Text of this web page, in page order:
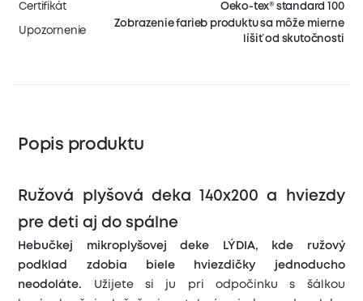
Certifikát
Oeko-tex® standard 100
Upozornenie
Zobrazenie farieb produktu sa môže mierne
líšiť od skutočnosti
Popis produktu
Ružová plyšová deka 140x200 a hviezdy
pre deti aj do spálne
Hebučkej mikroplyšovej deke LÝDIA, kde ružový
podklad zdobia biele hviezdičky jednoducho
neodoláte.
Užijete si ju pri odpočinku s šálkou